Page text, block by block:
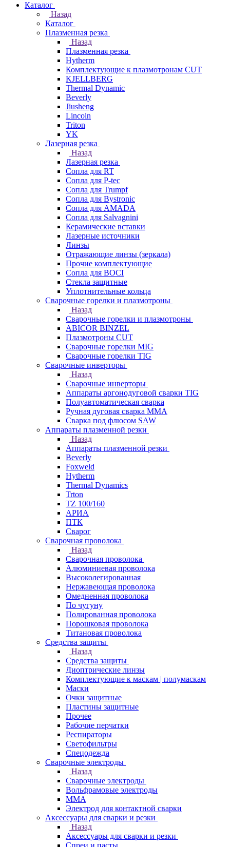
Каталог
Назад
Каталог
Плазменная резка
Назад
Плазменная резка
Hytherm
Комплектующие к плазмотронам CUT
KJELLBERG
Thermal Dynamic
Beverly
Jiusheng
Lincoln
Triton
YK
Лазерная резка
Назад
Лазерная резка
Сопла для RT
Сопла для P-tec
Сопла для Trumpf
Сопла для Bystronic
Сопла для AMADA
Сопла для Salvagnini
Керамические вставки
Лазерные источники
Линзы
Отражающие линзы (зеркала)
Прочие комплектующие
Сопла для BOCI
Стекла защитные
Уплотнительные кольца
Сварочные горелки и плазмотроны
Назад
Сварочные горелки и плазмотроны
ABICOR BINZEL
Плазмотроны CUT
Сварочные горелки MIG
Сварочные горелки TIG
Сварочные инверторы
Назад
Сварочные инверторы
Аппараты аргонодуговой сварки TIG
Полуавтоматическая сварка
Ручная дуговая сварка MMA
Сварка под флюсом SAW
Аппараты плазменной резки
Назад
Аппараты плазменной резки
Beverly
Foxweld
Hytherm
Thermal Dynamics
Trton
TZ 100/160
АРИА
ПТК
Сварог
Сварочная проволока
Назад
Сварочная проволока
Алюминиевая проволока
Высоколегированная
Нержавеющая проволока
Омедненная проволока
По чугуну
Полированная проволока
Порошковая проволока
Титановая проволока
Средства защиты
Назад
Средства защиты
Диоптрические линзы
Комплектующие к маскам | полумаскам
Маски
Очки защитные
Пластины защитные
Прочее
Рабочие перчатки
Респираторы
Светофильтры
Спецодежда
Сварочные электроды
Назад
Сварочные электроды
Вольфрамовые электроды
ММА
Электрод для контактной сварки
Аксессуары для сварки и резки
Назад
Аксессуары для сварки и резки
Спреи и пасты